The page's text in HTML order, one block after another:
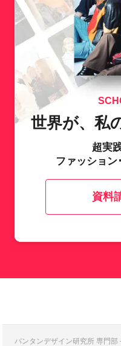
世界が、私
超実
ファッション
資料
バンタンデザイン研究所 専門